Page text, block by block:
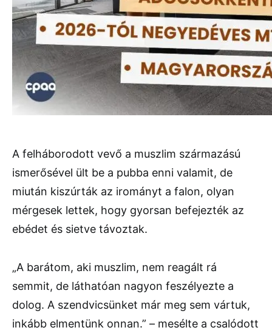
A felháborodott vevő a muszlim származású
ismerősével ült be a pubba enni valamit, de
miután kiszúrták az irományt a falon, olyan
mérgesek lettek, hogy gyorsan befejezték az
ebédet és sietve távoztak.
„A barátom, aki muszlim, nem reagált rá
semmit, de láthatóan nagyon feszélyezte a
dolog. A szendvicsünket már meg sem vártuk,
inkább elmentünk onnan.” – mesélte a csalódott